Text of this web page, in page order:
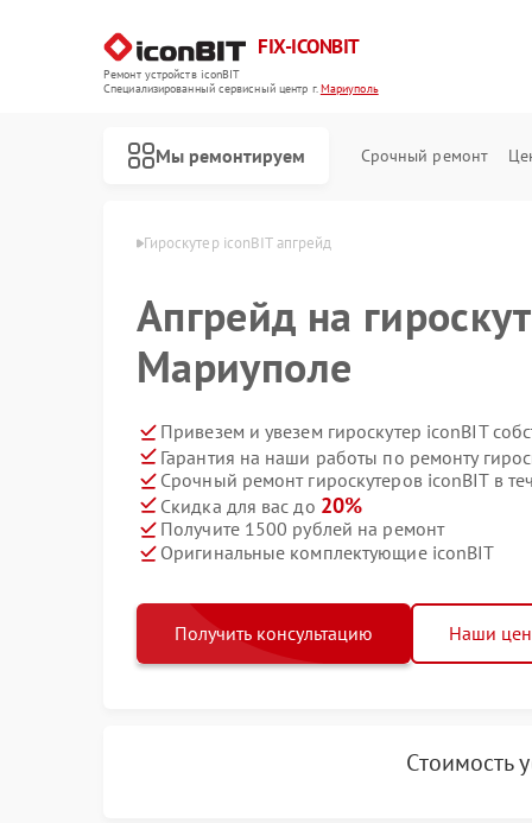
FIX-ICONBIT
Ремонт устройств iconBIT
Специализированный cервисный центр г.Мариуполь
Мы ремонтируем Срочный ремонт
Гироскутер iconBIT апгрейд
Апгрейд на
Мариуполе
Привезем и увезем гироскутер iconBIT
Гарантия на наши работы по ремонту
Срочный ремонт гироскутеров iconBIT в
Скидка для вас до 20%
Получите 1500 рублей на ремонт
Оригинальные комплектующие iconBIT
Получить консультацию Наши
Стоимость